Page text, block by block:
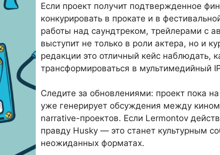
Если проект получит подтвержденное
конкурировать в прокате и в
работы над саундтреком, трейлерами с
выступит не только в роли актера, но и
редакции это отличный кейс наблюдать,
трансформироваться в мультимедийный
Следите за обновлениями: проект пока
уже генерирует обсуждения между
narrative-проектов. Если Lermontov
правду Husky — это станет культурным
неожиданных форматах.